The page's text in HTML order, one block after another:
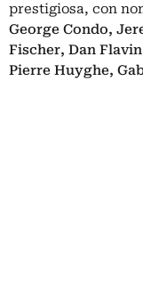
prestigiosa, con
George Condo,
Fischer, Dan
Pierre Huyghe,